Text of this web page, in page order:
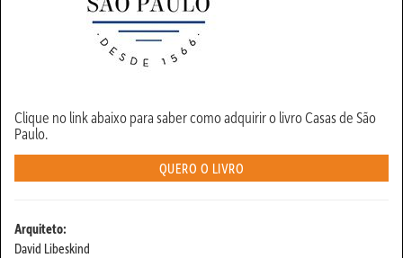
Clique no link abaixo para saber como adquirir o livro Casas de São
Paulo.
QUERO O LIVRO
Arquiteto:
David Libeskind